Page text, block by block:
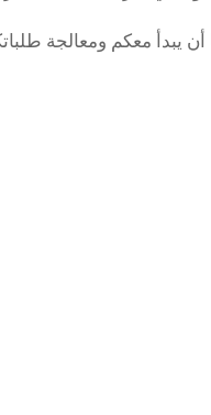
يبدأ معكم ومعالجة